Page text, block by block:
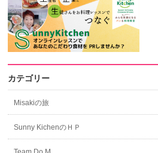
カテゴリー
Misakiの旅
Sunny KichenのＨＰ